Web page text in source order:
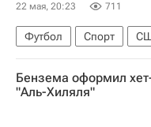
22 мая, 20:23 711
Футбол Спорт
Япония
Криштиану
Лионель Месси
Аль-
Бензема оформил
"Аль-Хиляля"